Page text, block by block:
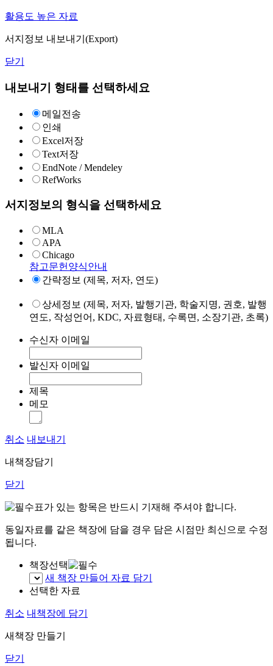
활용도 높은 자료
서지정보 내보내기(Export)
닫기
내보내기 형태를 선택하세요
메일전송
인쇄
Excel저장
Text저장
EndNote / Mendeley
RefWorks
서지정보의 형식을 선택하세요
MLA
APA
Chicago
참고문헌양식안내
간략정보 (제목, 저자, 연도)
상세정보 (제목, 저자, 발행기관, 학술지명, 권호, 발행
연도, 작성언어, KDC, 자료형태, 수록면, 소장기관, 초록)
수신자 이메일
발신자 이메일
제목
메모
취소 내보내기
내책장담기
닫기
표가 있는 항목은 반드시 기재해 주셔야 합니다.
동일자료를 같은 책장에 담을 경우 담은 시점만 최신으로 수정
됩니다.
책장선택
새 책장 만들어 자료 담기
선택한 자료
취소 내책장에 담기
새책장 만들기
닫기